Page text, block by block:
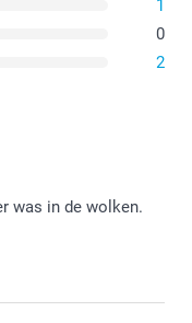
1
0
2
was in de wolken.